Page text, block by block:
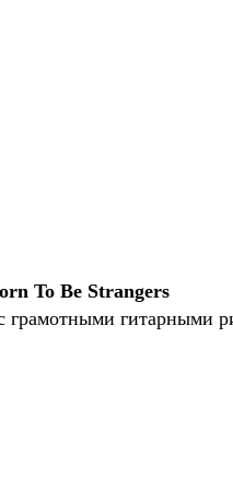
To Be Strangers
грамотными гитарными